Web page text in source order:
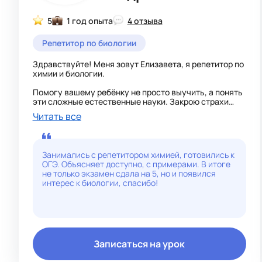
5 1 год опыта
4 отзыва
Репетитор по биологии
Здравствуйте! Меня зовут Елизавета, я репетитор по
химии и биологии.
Помогу вашему ребёнку не просто выучить, а понять
эти сложные естественные науки. Закрою страхи
перед формулами, реакциями и терминами,
превратив учебу в увлекательный процесс.
Что даю на занятиях: ✅
Химия (8–9 классы):
· Системное освоение программы — от строения
атома до органических реакций; ⚛️
· Отработка расчётных задач (на растворы, газы,
· Разбор разделов: ботаника, зоология, анатомия
человека, общая биология;
· Помощь в запоминании сложных процессов
Читать все
Занимались с репетитором химией, готовились к
ОГЭ. Объясняет доступно, с примерами. В итоге
не только экзамен сдала на 5, но и появился
интерес к биологии, спасибо!
Записаться на урок